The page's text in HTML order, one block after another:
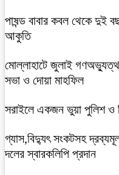
পাষন্ড বাবার কবল থেকে দুই
আকুতি
মোল্লাহাটে জুলাই
সভা ও দোয়া মাহফিল
সরাইলে একজন ভুয়া পুলিশ
গ্যাস,বিদ্যুৎ সংকটসহ
দলের স্বারকলিপি প্রদান